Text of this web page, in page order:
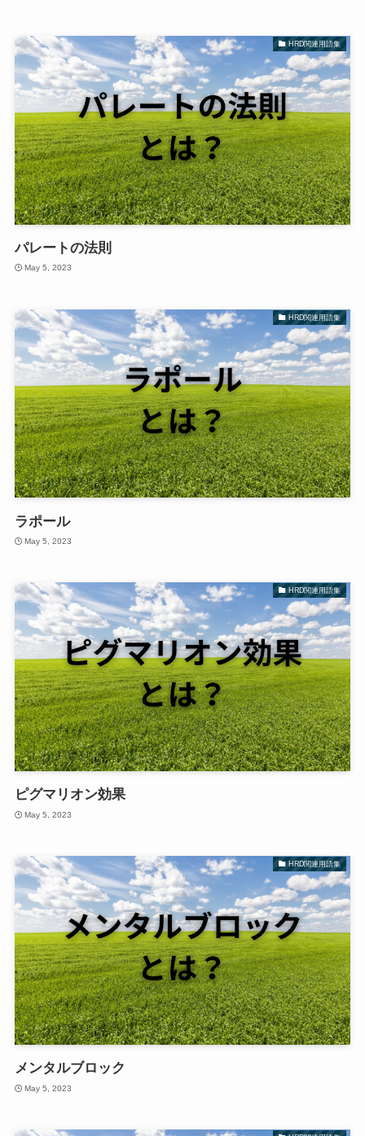
HRD関連用語集
パレートの法則
May 5, 2023
HRD関連用語集
ラポール
May 5, 2023
HRD関連用語集
ピグマリオン効果
May 5, 2023
HRD関連用語集
メンタルブロック
May 5, 2023